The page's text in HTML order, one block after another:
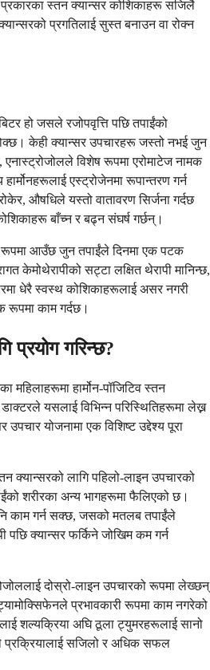
स्तन क्यान्सर कोशिकाहरू सजिलै
प्रगतिलाई सुस्त बनाउन वा रोक्न
हो जसले रजोपवृत्ति पछि तपाईंको
केही क्यान्सर उपचारहरू जस्तो नभई जुन
एनास्ट्रोजोलले विशेष रूपमा एरोमाटेज नामक
एस्ट्रोजेनमा रूपान्तरण गर्न
औषधिले यस्तो वातावरण सिर्जना गर्दछ
बाँच्न र बढ्न संघर्ष गर्छन्।
रूपमा आउँछ जुन तपाईंले दिनमा एक पटक
केमोथेरापीको सट्टा लक्षित थेरापी मानिन्छ,
धेरै स्वस्थ कोशिकाहरूलाई असर नगरी
रूपमा काम गर्दछ।
प्रयोग गरिन्छ?
महिलाहरूमा हार्मोन-पॉजिटिव स्तन
यसलाई विभिन्न परिस्थितिहरूमा लेख्न
योजनामा ​​एक विशिष्ट उद्देश्य पूरा
क्यान्सरको लागि पहिलो-लाइन उपचारको
शरीरका अन्य भागहरूमा फैलिएको छ।
काम गर्न सक्छ, जसको मतलब तपाईंले
पछि क्यान्सर फर्किने जोखिम कम गर्न
दोस्रो-लाइन उपचारको रूपमा लेख्छन्
प्रभावकारी रूपमा काम नगरेको
शल्यक्रिया अघि ठूला ट्युमरहरूलाई सानो
प्रक्रियालाई सजिलो र अधिक सफल